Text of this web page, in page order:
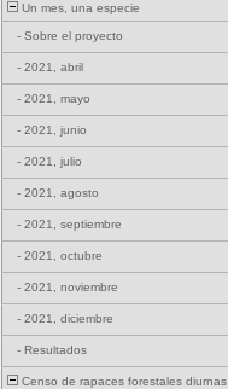
Un mes, una especie
- Sobre el proyecto
- 2021, abril
- 2021, mayo
- 2021, junio
- 2021, julio
- 2021, agosto
- 2021, septiembre
- 2021, octubre
- 2021, noviembre
- 2021, diciembre
- Resultados
Censo de rapaces forestales diurnas